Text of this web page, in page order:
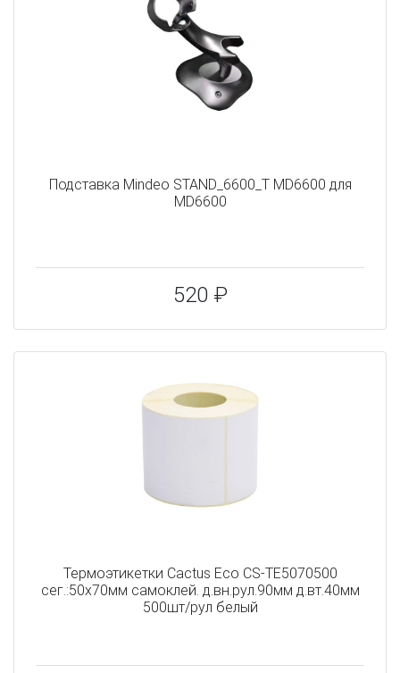
Подставка Mindeo STAND_6600_T MD6600 для
MD6600
520 ₽
Термоэтикетки Cactus Eco CS-TE5070500
сег.:50x70мм самоклей. д.вн.рул.90мм д.вт.40мм
500шт/рул белый